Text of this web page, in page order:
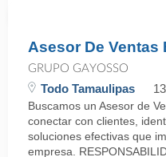
Asesor De Ventas
GRUPO GAYOSSO
Todo Tamaulipas
Buscamos un Asesor de
conectar con clientes,
soluciones efectivas que
empresa.